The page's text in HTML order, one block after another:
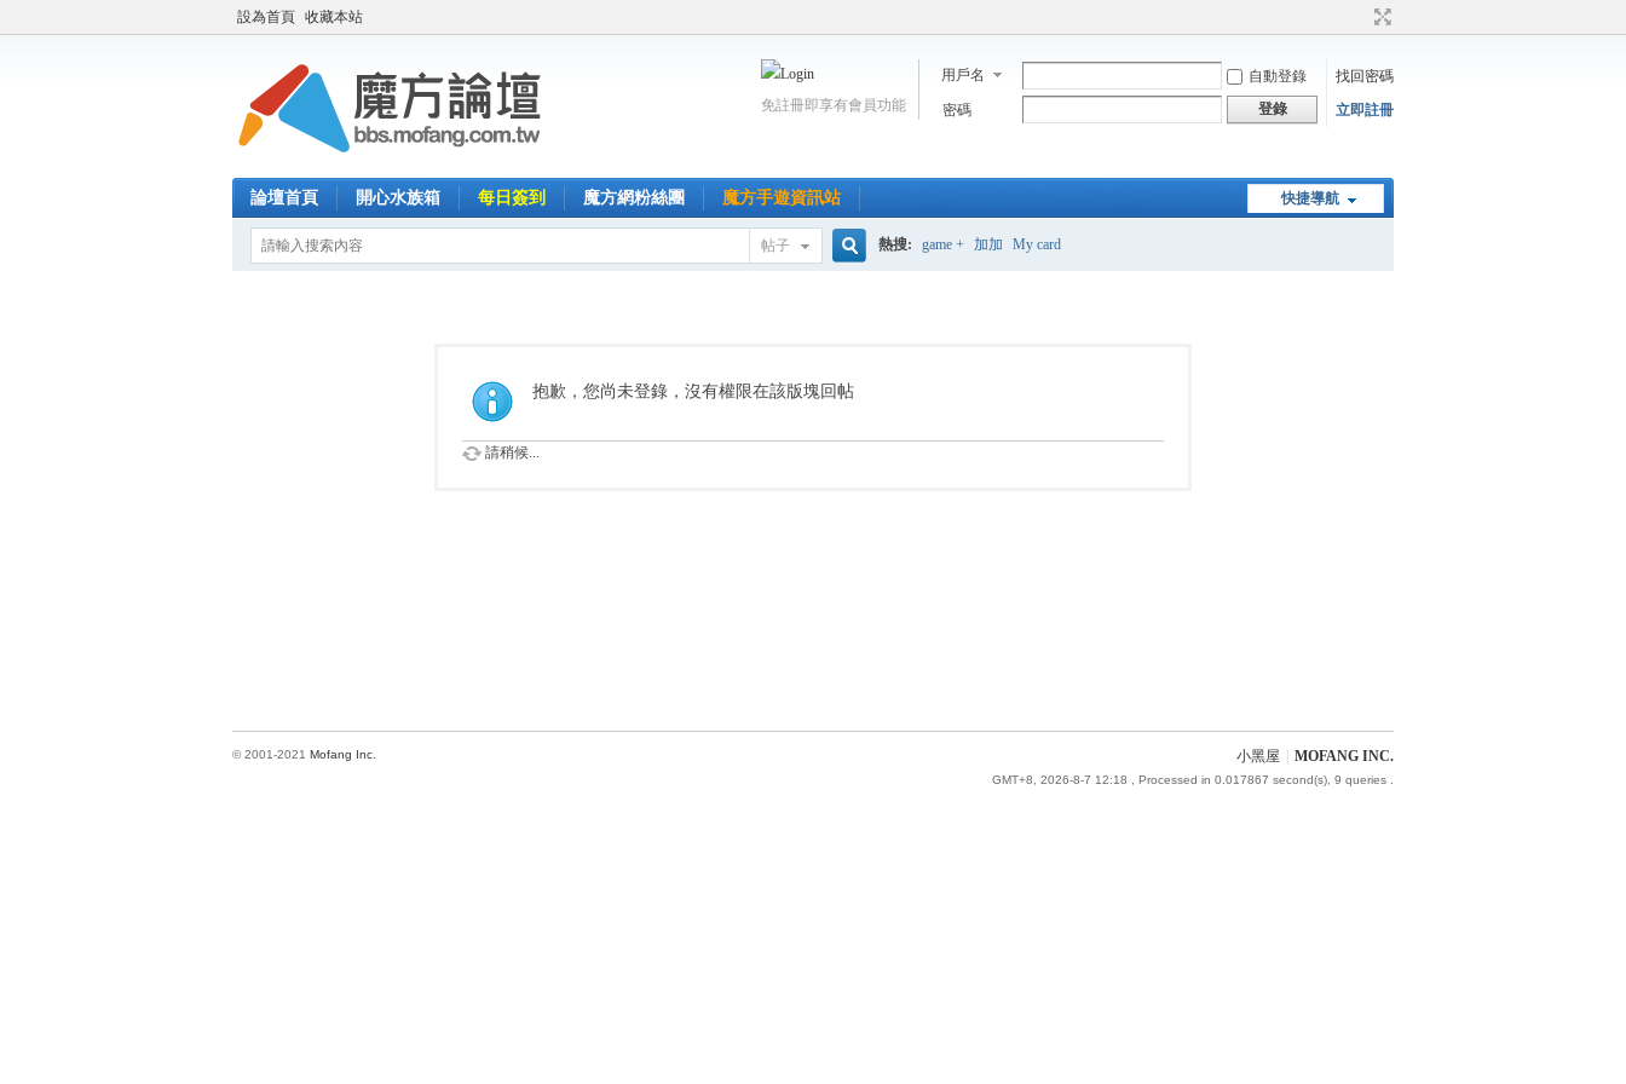
設為首頁 收藏本站
用戶名 自動登錄
找回密碼
密碼
登錄 立即註冊
免註冊即享有會員功能
快捷導航
論壇首頁 開心水族箱 每日簽到 魔方網粉絲團 魔方手遊資訊站
帖子
索
熱搜: game + 加加 My card
抱歉，您尚未登錄，沒有權限在該版塊回帖
請稍候...
小黑屋 MOFANG INC.
GMT+8, 2026-8-7 12:18 , Processed in 0.017867 second(s), 9 queries .
© 2001-2021 Mofang Inc.